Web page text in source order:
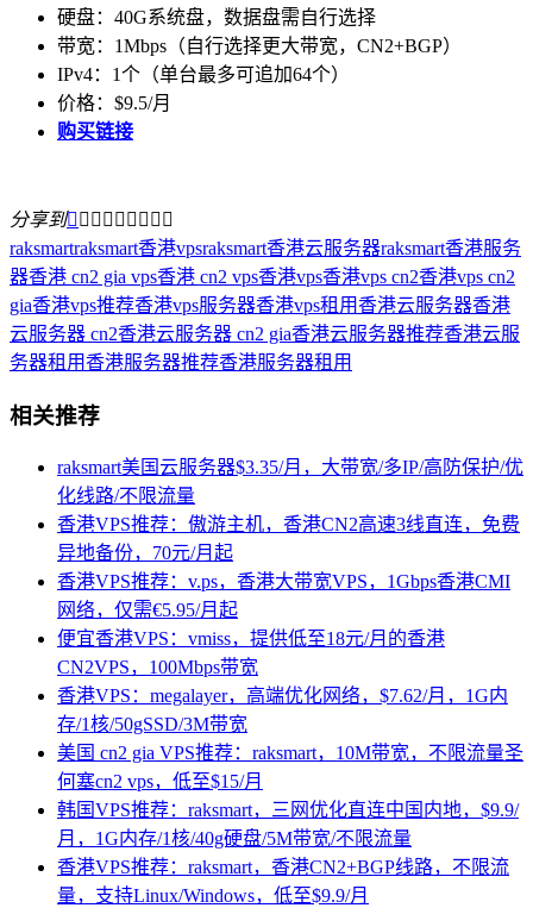
硬盘：40G系统盘，数据盘需自行选择
带宽：1Mbps（自行选择更大带宽，CN2+BGP）
IPv4：1个（单台最多可追加64个）
价格：$9.5/月
购买链接
分享到        
raksmartraksmart香港vpsraksmart香港云服务器raksmart香港服务
器香港 cn2 gia vps香港 cn2 vps香港vps香港vps cn2香港vps cn2
gia香港vps推荐香港vps服务器香港vps租用 香港云服务器香港
云服务器 cn2香港云服务器 cn2 gia香港云服务器推荐香港云服
务器租用 香港服务器推荐香港服务器租用
相关推荐
raksmart美国云服务器$3.35/月，大带宽/多IP/高防保护/优
化线路/不限流量
香港VPS推荐：傲游主机，香港CN2高速3线直连，免费
异地备份，70元/月起
香港VPS推荐：v.ps，香港大带宽VPS，1Gbps香港CMI
网络，仅需€5.95/月起
便宜香港VPS：vmiss，提供低至18元/月的香港
CN2VPS，100Mbps带宽
香港VPS：megalayer，高端优化网络，$7.62/月，1G内
存/1核/50gSSD/3M带宽
美国 cn2 gia VPS推荐：raksmart，10M带宽，不限流量圣
何塞cn2 vps，低至$15/月
韩国VPS推荐：raksmart，三网优化直连中国内地，$9.9/
月，1G内存/1核/40g硬盘/5M带宽/不限流量
香港VPS推荐：raksmart，香港CN2+BGP线路，不限流
量，支持Linux/Windows，低至$9.9/月